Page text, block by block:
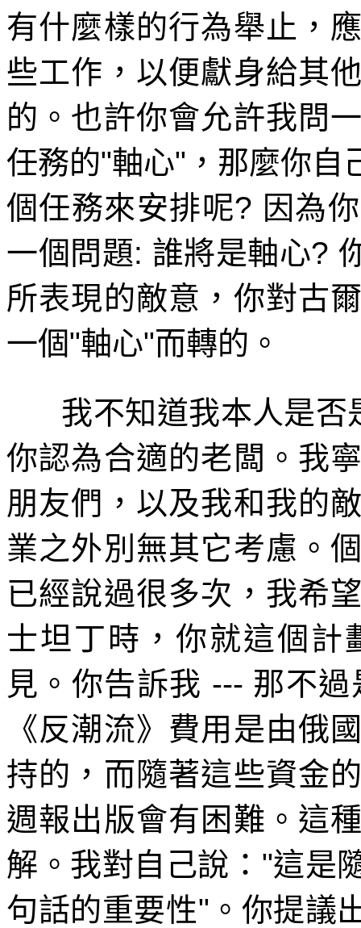
有什麼樣的行為舉止，
些工作，以便獻身給其
的。也許你會允許我問
任務的"軸心" ，那麼你
個任務來安排呢? 因為
一個問題: 誰將是軸心?
所表現的敵意，你對古
一個"軸心"而轉的。
我不知道我本人是否
你認為合適的老闆。我
朋友們，以及我和我的
業之外別無其它考慮。
已經說過很多次，我希
士坦丁時，你就這個計
見。你告訴我 --- 那不過
《反潮流》費用是由俄
持的，而隨著這些資金
週報出版會有困難。這
解。我對自己說： "這是
句話的重要性" 。你提議